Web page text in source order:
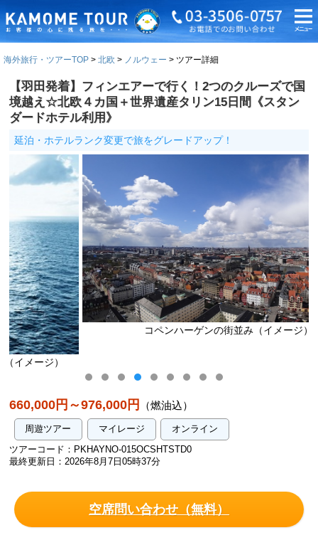
海外旅行・ツアーTOP 北欧 ノルウェー ツアー詳細
【羽田発着】フィンエアーで行く！2つのクルーズで国
境越え☆北欧４カ国＋世界遺産タリン15日間《スタン
ダードホテル利用》
延泊・ホテルランク変更で旅をグレードアップ！
コペンハーゲンの街並み（イメージ）
660,000円～976,000円 （燃油込）
周遊ツアー マイレージ
オンライン
ツアーコード：PKHAYNO-015OCSHTSTD0
最終更新日：2026年8月7日05時37分
空席問い合わせ（無料）